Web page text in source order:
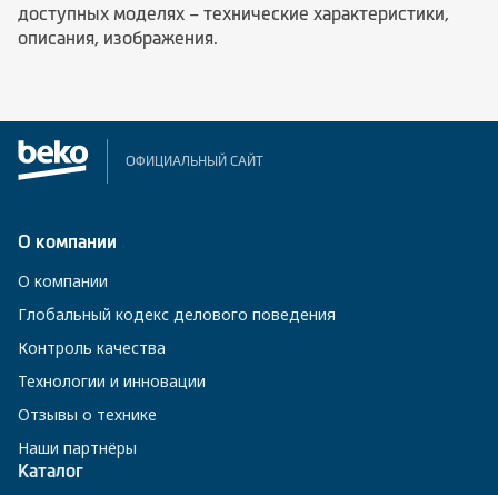
доступных моделях – технические характеристики,
описания, изображения.
ОФИЦИАЛЬНЫЙ САЙТ
О компании
О компании
Глобальный кодекс делового поведения
Контроль качества
Технологии и инновации
Отзывы о технике
Наши партнёры
Каталог